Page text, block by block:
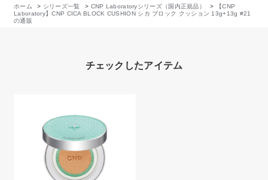
ホーム
> シリーズ一覧 > CNP Laboratoryシリーズ（国内正規品） >
【CNP
Laboratory】CNP CICA BLOCK CUSHION シカ ブロック クッション 13g+13g #21
の通販
チェックしたアイテム